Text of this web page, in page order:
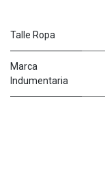
Talle Ropa
Marca
Indumentaria